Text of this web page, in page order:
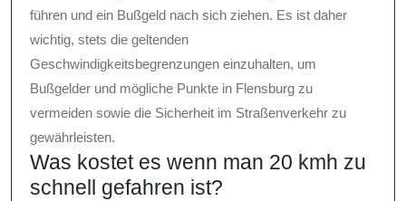
führen und ein Bußgeld nach sich ziehen. Es ist daher
wichtig, stets die geltenden
Geschwindigkeitsbegrenzungen einzuhalten, um
Bußgelder und mögliche Punkte in Flensburg zu
vermeiden sowie die Sicherheit im Straßenverkehr zu
gewährleisten.
Was kostet es wenn man 20 kmh zu
schnell gefahren ist?